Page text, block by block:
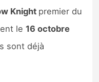
2
Knight premier du
le16 octobre
sont déjà